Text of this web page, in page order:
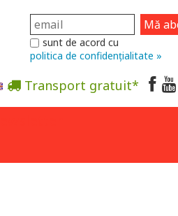
sunt de acord cu
politica de confidențialitate »
Transport gratuit*